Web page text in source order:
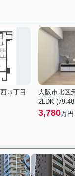
３丁目
大阪市北区
2LDK
3,780万円